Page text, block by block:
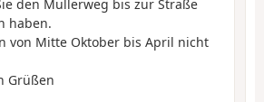
den Mullerweg bis zur Straße
haben.
von Mitte Oktober bis April nicht
Grüßen